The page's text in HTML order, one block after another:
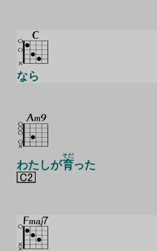
なら
わたしが育
そだ
った